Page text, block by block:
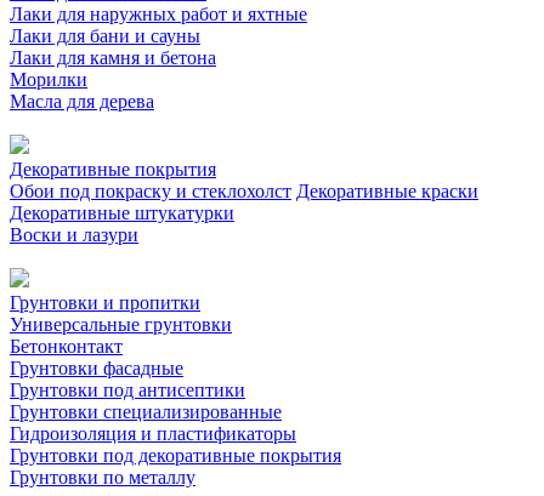
Лаки для наружных работ и яхтные
Лаки для бани и сауны
Лаки для камня и бетона
Морилки
Масла для дерева
Декоративные покрытия
Обои под покраску и стеклохолст Декоративные краски
Декоративные штукатурки
Воски и лазури
Грунтовки и пропитки
Универсальные грунтовки
Бетонконтакт
Грунтовки фасадные
Грунтовки под антисептики
Грунтовки специализированные
Гидроизоляция и пластификаторы
Грунтовки под декоративные покрытия
Грунтовки по металлу